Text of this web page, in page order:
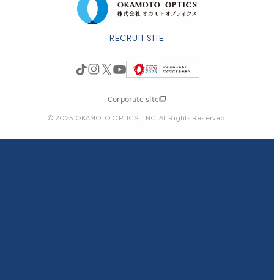
RECRUIT SITE
Corporate site
© 2025 OKAMOTO OPTICS , INC. All Rights Reserved.